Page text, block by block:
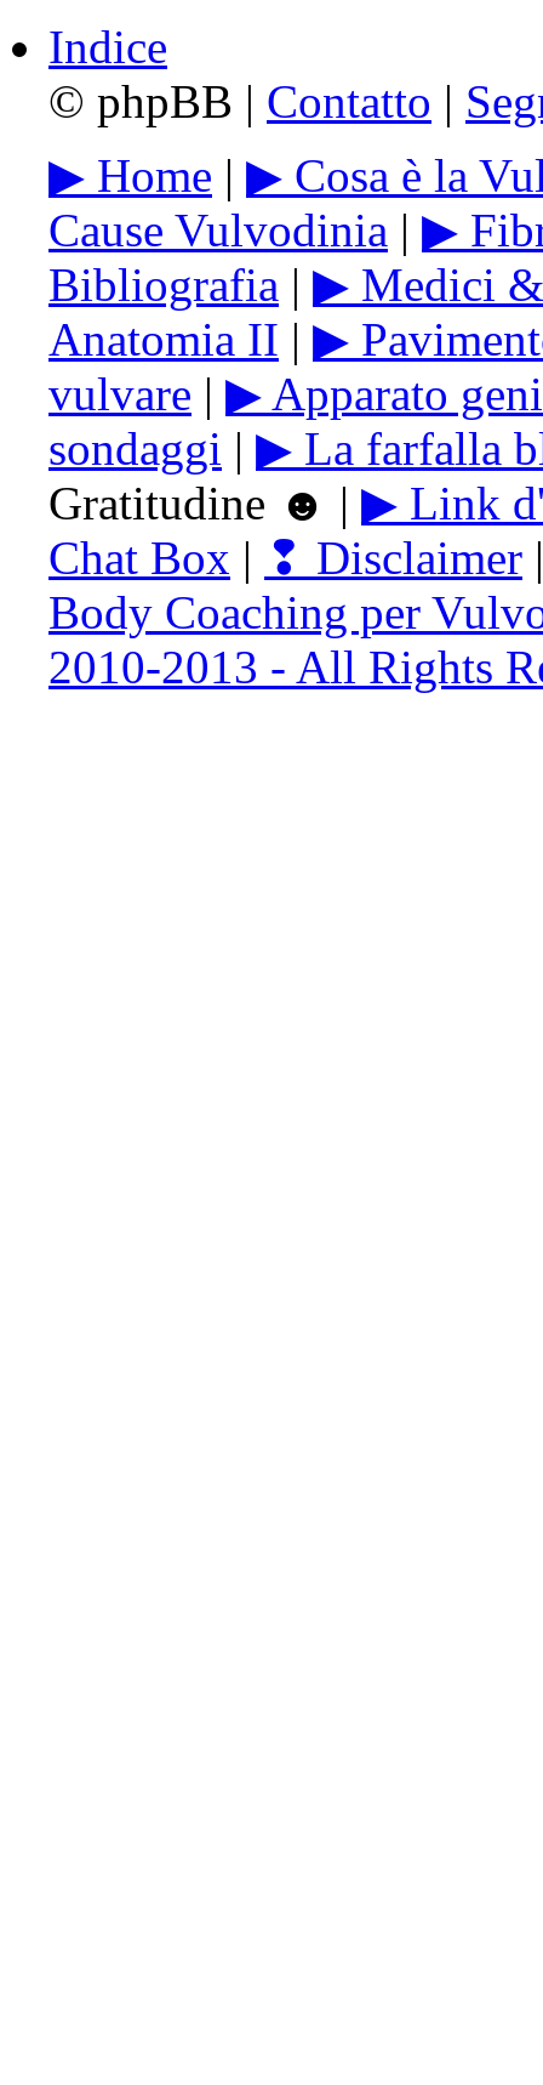
Indice
© phpBB | Contatto |
▶ Home | ▶ Cosa è la
Cause Vulvodinia | ▶
Bibliografia | ▶ Medici
Anatomia II | ▶
vulvare | ▶ Apparato
sondaggi | ▶ La farfalla
Gratitudine ☻ | ▶ Link
Chat Box | ❢ Disclaimer
Body Coaching per
2010-2013 - All Rights